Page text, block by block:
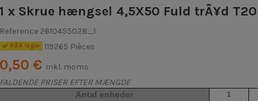
1 x Skrue hængsel 4,5X50 Fuld trÃ¥d
Reference 2610455028_1
PÃ¥ lager 119265 Pièces
0,50 € inkl. moms
FALDENDE PRISER EFTER MÆNGDE
Antal enheder 1